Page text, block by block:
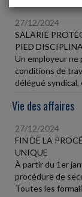
27/12/2024
SALARIÉ
PIED
Un employeur ne
conditions de
délégué syndical,
Vie des affaires
27/12/2024
FIN DE LA
UNIQUE
À partir du 1er
procédure de
Toutes les